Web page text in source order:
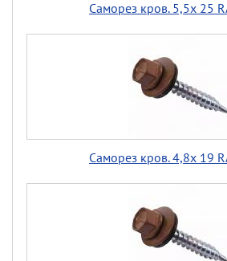
Саморез кров. 5,5х 25
Саморез кров. 4,8х 19